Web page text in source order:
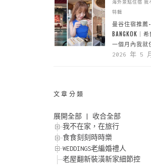
海外景點住宿 我
特輯
曼谷住宿推薦
BANGKOK｜
一個月內我就
2026 年 5
文章分類
展開全部
收合全部
我不在家，在旅行
食食刻刻時時樂
WEDDINGS老編婚禮人
老屋翻新裝潢新家細節控